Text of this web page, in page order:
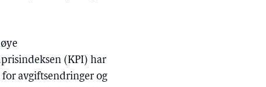
(KPI) har
avgiftsendringer og